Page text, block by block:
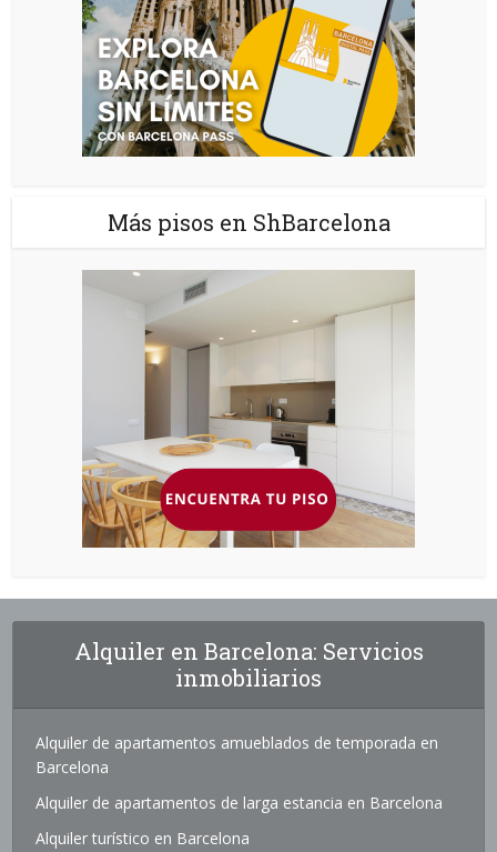
Más pisos en ShBarcelona
Alquiler en Barcelona: Servicios
inmobiliarios
Alquiler de apartamentos amueblados de temporada en
Barcelona
Alquiler de apartamentos de larga estancia en Barcelona
Alquiler turístico en Barcelona